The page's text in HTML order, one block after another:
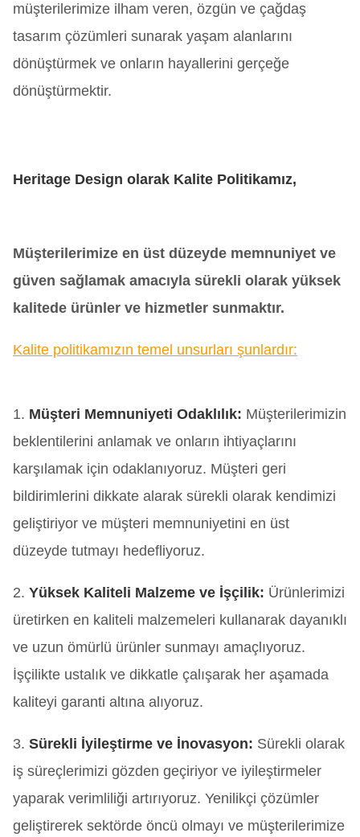
müşterilerimize ilham veren, özgün ve çağdaş
tasarım çözümleri sunarak yaşam alanlarını
dönüştürmek ve onların hayallerini gerçeğe
dönüştürmektir.
Heritage Design olarak Kalite Politikamız,
Müşterilerimize en üst düzeyde memnuniyet ve
güven sağlamak amacıyla sürekli olarak yüksek
kalitede ürünler ve hizmetler sunmaktır.
Kalite politikamızın temel unsurları şunlardır:
1. Müşteri Memnuniyeti Odaklılık: Müşterilerimizin
beklentilerini anlamak ve onların ihtiyaçlarını
karşılamak için odaklanıyoruz. Müşteri geri
bildirimlerini dikkate alarak sürekli olarak kendimizi
geliştiriyor ve müşteri memnuniyetini en üst
düzeyde tutmayı hedefliyoruz.
2. Yüksek Kaliteli Malzeme ve İşçilik: Ürünlerimizi
üretirken en kaliteli malzemeleri kullanarak dayanıklı
ve uzun ömürlü ürünler sunmayı amaçlıyoruz.
İşçilikte ustalık ve dikkatle çalışarak her aşamada
kaliteyi garanti altına alıyoruz.
3. Sürekli İyileştirme ve İnovasyon: Sürekli olarak
iş süreçlerimizi gözden geçiriyor ve iyileştirmeler
yaparak verimliliği artırıyoruz. Yenilikçi çözümler
geliştirerek sektörde öncü olmayı ve müşterilerimize